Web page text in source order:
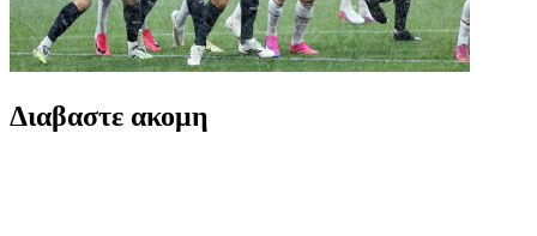
Διαβαστε ακομη